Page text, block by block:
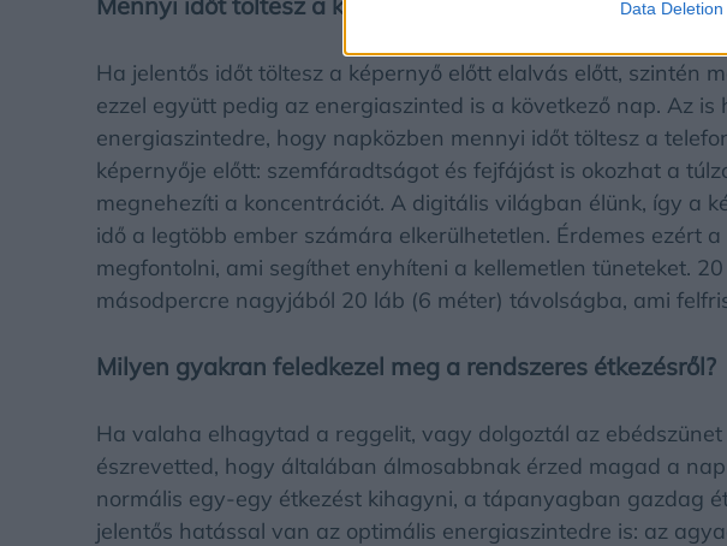
Data Deletion
Ha jelentős időt töltesz a képernyő előtt elalvás előtt, szintén
ezzel együtt pedig az energiaszinted is a következő nap. Az is
energiaszintedre, hogy napközben mennyi időt töltesz a
képernyője előtt: szemfáradtságot és fejfájást is okozhat a
megnehezíti a koncentrációt. A digitális világban élünk, így a
idő a legtöbb ember számára elkerülhetetlen. Érdemes ezért
megfontolni, ami segíthet enyhíteni a kellemetlen tüneteket.
másodpercre nagyjából 20 láb (6 méter) távolságba, ami
Milyen gyakran feledkezel meg a rendszeres étkezésről?
Ha valaha elhagytad a reggelit, vagy dolgoztál az
észrevetted, hogy általában álmosabbnak érzed magad a
normális egy-egy étkezést kihagyni, a tápanyagban gazdag
jelentős hatással van az optimális energiaszintedre is: az